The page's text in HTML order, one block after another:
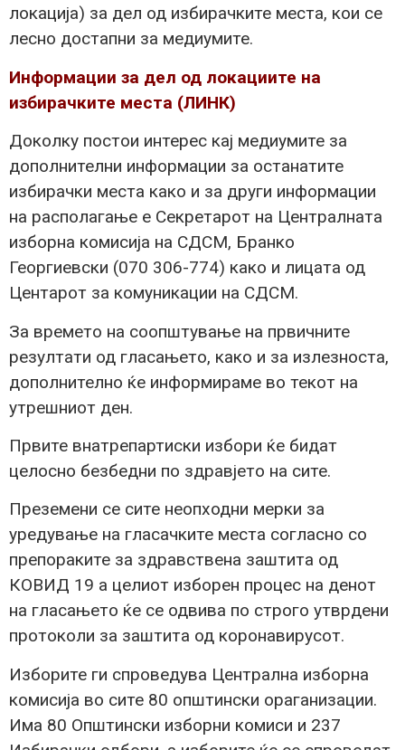
локација) за дел од избирачките места, кои се
лесно достапни за медиумите.
Информации за дел од локациите на
избирачките места (ЛИНК)
Доколку постои интерес кај медиумите за
дополнителни информации за останатите
избирачки места како и за други информации
на располагање е Секретарот на Централната
изборна комисија на СДСМ, Бранко
Георгиевски (070 306-774) како и лицата од
Центарот за комуникации на СДСМ.
За времето на соопштување на првичните
резултати од гласањето, како и за излезноста,
дополнително ќе информираме во текот на
утрешниот ден.
Првите внатрепартиски избори ќе бидат
целосно безбедни по здравјето на сите.
Преземени се сите неопходни мерки за
уредување на гласачките места согласно со
препораките за здравствена заштита од
КОВИД 19 а целиот изборен процес на денот
на гласањето ќе се одвива по строго утврдени
протоколи за заштита од коронавирусот.
Изборите ги спроведува Централна изборна
комисија во сите 80 општински ораганизации.
Има 80 Општински изборни комиси и 237